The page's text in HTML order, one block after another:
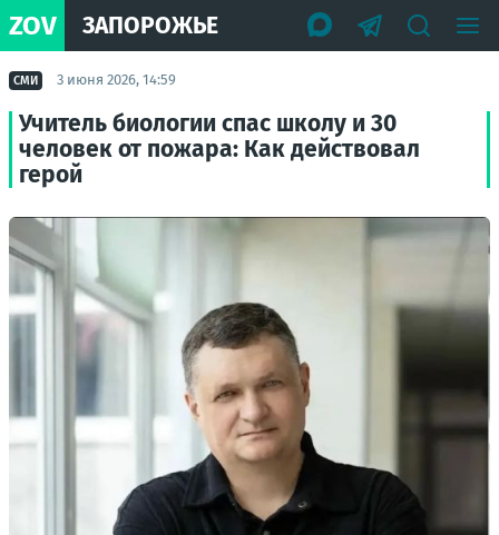
ZOV ЗАПОРОЖЬЕ
СМИ 3 июня 2026, 14:59
Учитель биологии спас школу и 30
человек от пожара: Как действовал
герой